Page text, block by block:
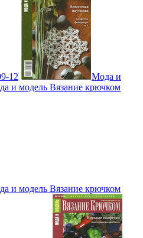
12
Мода и
и модель Вязание крючком
и модель Вязание крючком